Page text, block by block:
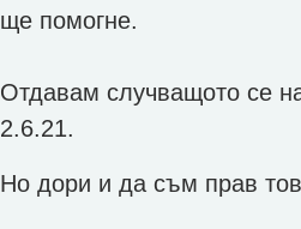
ще помогне.
Отдавам случващото се
2.6.21.
Но дори и да съм прав